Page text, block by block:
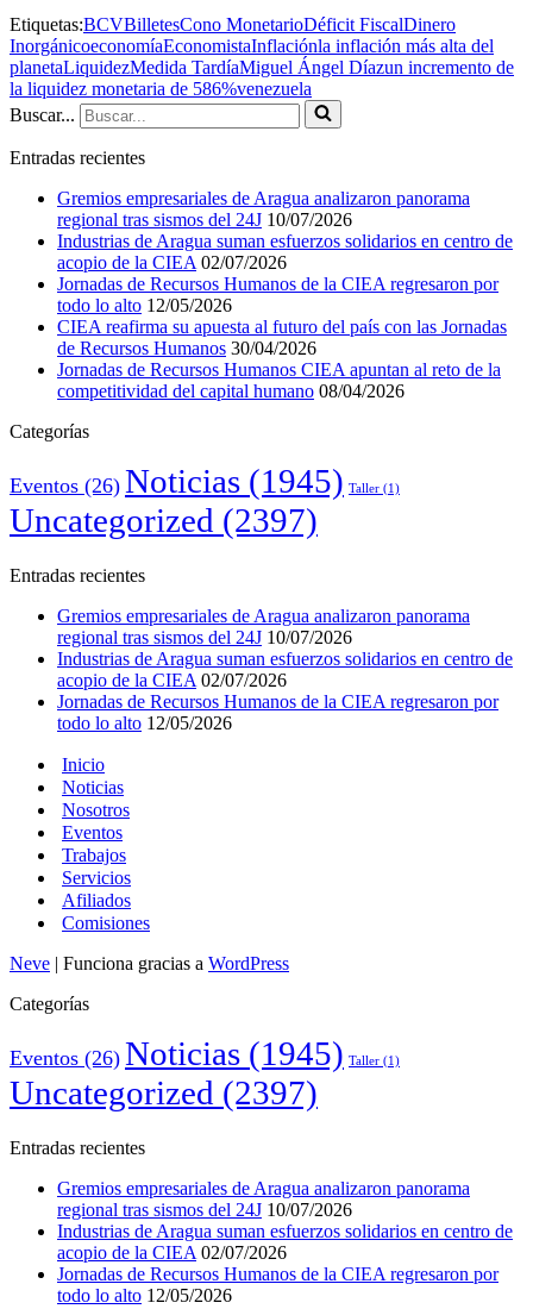
Etiquetas:BCVBilletesCono MonetarioDéficit FiscalDinero
InorgánicoeconomíaEconomistaInflaciónla inflación más alta del
planetaLiquidezMedida TardíaMiguel Ángel Díazun incremento de
la liquidez monetaria de 586%venezuela
Buscar...
Entradas recientes
Gremios empresariales de Aragua analizaron panorama
regional tras sismos del 24J 10/07/2026
Industrias de Aragua suman esfuerzos solidarios en centro de
acopio de la CIEA 02/07/2026
Jornadas de Recursos Humanos de la CIEA regresaron por
todo lo alto 12/05/2026
CIEA reafirma su apuesta al futuro del país con las Jornadas
de Recursos Humanos 30/04/2026
Jornadas de Recursos Humanos CIEA apuntan al reto de la
competitividad del capital humano 08/04/2026
Categorías
Eventos (26) Noticias (1945) Taller (1)
Uncategorized (2397)
Entradas recientes
Gremios empresariales de Aragua analizaron panorama
regional tras sismos del 24J 10/07/2026
Industrias de Aragua suman esfuerzos solidarios en centro de
acopio de la CIEA 02/07/2026
Jornadas de Recursos Humanos de la CIEA regresaron por
todo lo alto 12/05/2026
Inicio
Noticias
Nosotros
Eventos
Trabajos
Servicios
Afiliados
Comisiones
Neve | Funciona gracias a WordPress
Categorías
Eventos (26) Noticias (1945) Taller (1)
Uncategorized (2397)
Entradas recientes
Gremios empresariales de Aragua analizaron panorama
regional tras sismos del 24J 10/07/2026
Industrias de Aragua suman esfuerzos solidarios en centro de
acopio de la CIEA 02/07/2026
Jornadas de Recursos Humanos de la CIEA regresaron por
todo lo alto 12/05/2026